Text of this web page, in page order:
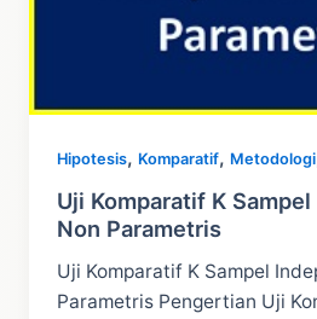
Hipotesis, Komparatif, Metodologi
Uji Komparatif K
Non Parametris
Uji Komparatif K Sampel
Parametris Pengertian Uji